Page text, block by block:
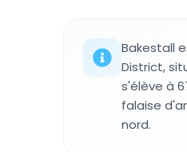
Bakestall
District,
s'élève à
falaise
nord.